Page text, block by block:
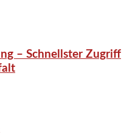
– Schnellster Zugriff